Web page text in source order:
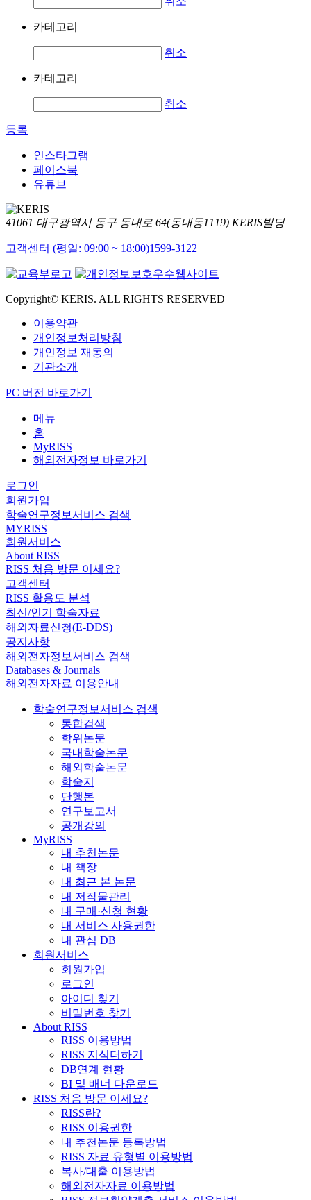
카테고리
취소
카테고리
취소
등록
인스타그램
페이스북
유튜브
41061 대구광역시 동구 동내로 64(동내동1119) KERIS빌딩
고객센터 (평일: 09:00 ~ 18:00)1599-3122
Copyright© KERIS. ALL RIGHTS RESERVED
이용약관
개인정보처리방침
개인정보 재동의
기관소개
PC 버전 바로가기
메뉴
홈
MyRISS
해외전자정보 바로가기
로그인
회원가입
학술연구정보서비스 검색
MYRISS
회원서비스
About RISS
RISS 처음 방문 이세요?
고객센터
RISS 활용도 분석
최신/인기 학술자료
해외자료신청(E-DDS)
공지사항
해외전자정보서비스 검색
Databases & Journals
해외전자자료 이용안내
학술연구정보서비스 검색
통합검색
학위논문
국내학술논문
해외학술논문
학술지
단행본
연구보고서
공개강의
MyRISS
내 추천논문
내 책장
내 최근 본 논문
내 저작물관리
내 구매·신청 현황
내 서비스 사용권한
내 관심 DB
회원서비스
회원가입
로그인
아이디 찾기
비밀번호 찾기
About RISS
RISS 이용방법
RISS 지식더하기
DB연계 현황
BI 및 배너 다운로드
RISS 처음 방문 이세요?
RISS란?
RISS 이용권한
내 추천논문 등록방법
RISS 자료 유형별 이용방법
복사/대출 이용방법
해외전자자료 이용방법